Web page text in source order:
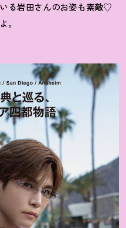
る岩田さんのお姿も素敵♡
。